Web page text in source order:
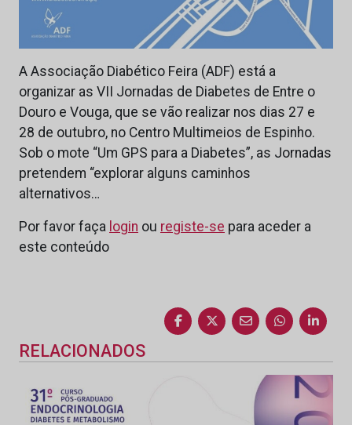
A Associação Diabético Feira (ADF) está a
organizar as VII Jornadas de Diabetes de Entre o
Douro e Vouga, que se vão realizar nos dias 27 e
28 de outubro, no Centro Multimeios de Espinho.
Sob o mote “Um GPS para a Diabetes”, as Jornadas
pretendem “explorar alguns caminhos
alternativos…
Por favor faça login ou registe-se para aceder a
este conteúdo
RELACIONADOS